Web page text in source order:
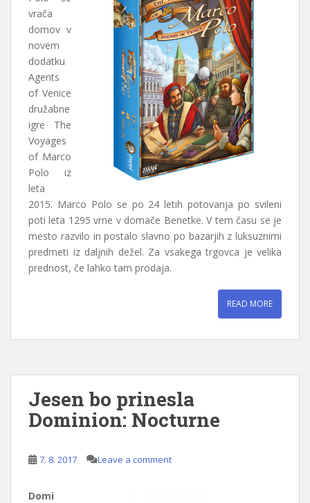
vrača
domov v
novem
dodatku
Agents
of Venice
družabne
igre The
Voyages
of Marco
Polo iz
leta
2015. Marco Polo se po 24 letih potovanja po svileni
poti leta 1295 vrne v domače Benetke. V tem času se je
mesto razvilo in postalo slavno po bazarjih z luksuznimi
predmeti iz daljnih dežel. Za vsakega trgovca je velika
prednost, če lahko tam prodaja.
READ MORE
Jesen bo prinesla
Dominion: Nocturne
7. 8. 2017 Leave a comment
Domi